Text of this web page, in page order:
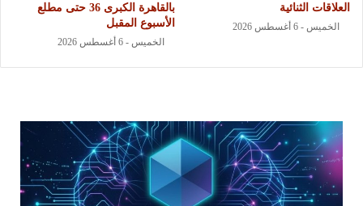
العلاقات الثنائية
الخميس - 6 أغسطس 2026
بالقاهرة الكبرى 36 حتى مطلع
الأسبوع المقبل
الخميس - 6 أغسطس 2026